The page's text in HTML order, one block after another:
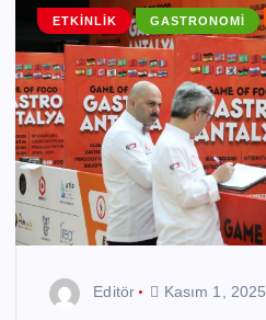
ETKINLIK GASTRONOMI
Editör Kasım 1, 2025